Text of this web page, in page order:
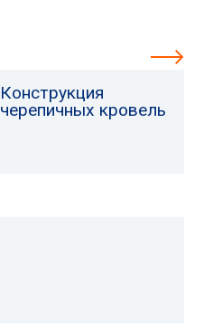
Конструкция
черепичных кровель